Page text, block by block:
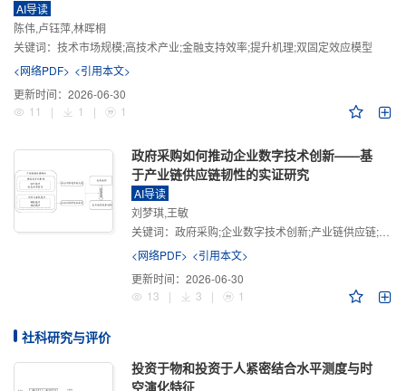
AI导读
陈伟,卢钰萍,林晖桐
关键词： 技术市场规模;高技术产业;金融支持效率;提升机理;双固定效应模型
<网络PDF> <引用本文>
更新时间： 2026-06-30
11
| 1 | 1
政府采购如何推动企业数字技术创新——基
于产业链供应链韧性的实证研究
AI导读
刘梦琪,王敏
关键词： 政府采购;企业数字技术创新;产业链供应链;产业链供应链韧性;需求侧财政政策
<网络PDF> <引用本文>
更新时间： 2026-06-30
13
| 3 | 1
社科研究与评价
投资于物和投资于人紧密结合水平测度与时
空演化特征